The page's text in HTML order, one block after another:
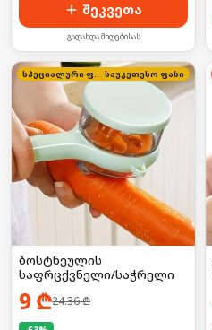
შეკვეთა
გადახდა მიღებისას
სპეციალური ფასი საუკეთესო ფასი
ბოსტნეულის
საფრცქვნელი/საჭრელი
9 ₾24.36₾